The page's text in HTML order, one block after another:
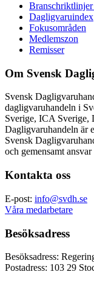
Branschriktlinjer
Dagligvaruindex
Fokusområden
Medlemszon
Remisser
Om Svensk
Svensk
dagligvaruhandeln i
Sverige, ICA Sverige,
Dagligvaruhandeln är
Svensk
och gemensamt
Kontakta oss
E-post: info@svdh.se
Våra medarbetare
Besöksadress
Besöksadress:
Postadress: 103 29